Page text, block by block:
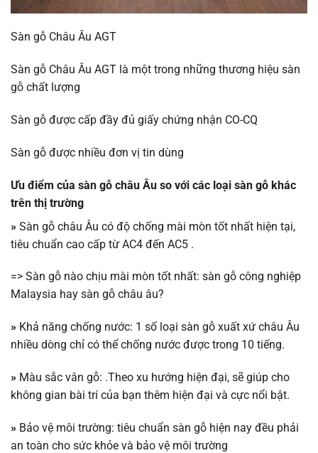
Sàn gỗ Châu Âu AGT
Sàn gỗ Châu Âu AGT là một trong những thương hiệu sàn
gỗ chất lượng
Sàn gỗ được cấp đầy đủ giấy chứng nhận CO-CQ
Sàn gỗ được nhiều đơn vị tin dùng
Ưu điểm của sàn gỗ châu Âu so với các loại sàn gỗ khác
trên thị trường
» Sàn gỗ châu Âu có độ chống mài mòn tốt nhất hiện tại,
tiêu chuẩn cao cấp từ AC4 đến AC5 .
=> Sàn gỗ nào chịu mài mòn tốt nhất: sàn gỗ công nghiệp
Malaysia hay sàn gỗ châu âu?
» Khả năng chống nước: 1 số loại sàn gỗ xuất xứ châu Âu
nhiều dòng chỉ có thể chống nước được trong 10 tiếng.
» Màu sắc vân gỗ: .Theo xu hướng hiện đại, sẽ giúp cho
không gian bài trí của bạn thêm hiện đại và cực nổi bật.
» Bảo vệ môi trường: tiêu chuẩn sàn gỗ hiện nay đều phải
an toàn cho sức khỏe và bảo vệ môi trường